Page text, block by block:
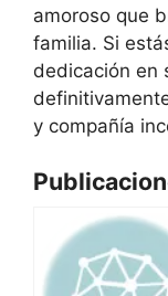
amoroso que
familia. Si
dedicación en
y compañía